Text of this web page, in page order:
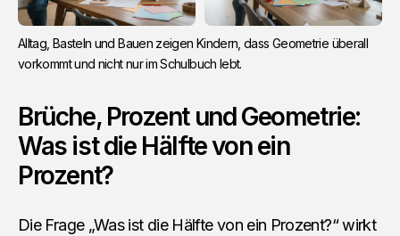
Alltag, Basteln und Bauen zeigen Kindern, dass Geometrie überall
vorkommt und nicht nur im Schulbuch lebt.
Brüche, Prozent und Geometrie:
Was ist die Hälfte von ein
Prozent?
Die Frage „Was ist die Hälfte von ein Prozent?“ wirkt